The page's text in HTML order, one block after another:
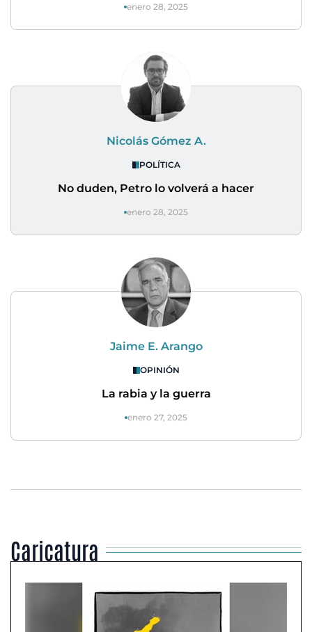
enero 28, 2025
Nicolás Gómez A.
POLÍTICA
No duden, Petro lo volverá a hacer
enero 28, 2025
Jaime E. Arango
OPINIÓN
La rabia y la guerra
enero 27, 2025
Caricatura